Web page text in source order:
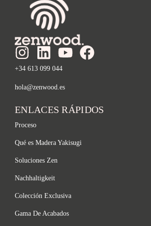
+34 613 099 044
hola@zenwood.es
ENLACES RÁPIDOS
Proceso
Qué es Madera Yakisugi
Soluciones Zen
Nachhaltigkeit
Colección Exclusiva
Gama De Acabados